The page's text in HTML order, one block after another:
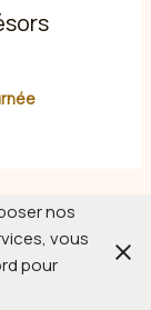
nos
vous
pour